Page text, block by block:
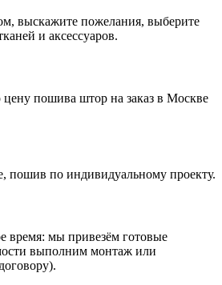
выскажите пожелания, выберите
и аксессуаров.
цену пошива штор на заказ в Москве
пошив по индивидуальному проекту.
время: мы привезём готовые
выполним монтаж или